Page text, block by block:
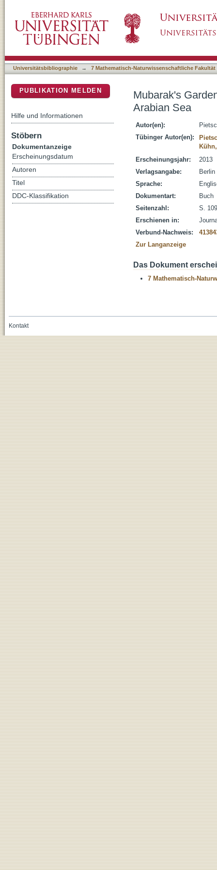
Universitätsbibliographie → 7 Mathematisch-Naturwissenschaftliche Fakultät
Mubarak's
Arabian Sea
Autor(en):
Tübinger Autor(en):
Erscheinungsjahr:
2013
Verlagsangabe:
Sprache:
Dokumentart:
Buch
Seitenzahl:
S.
Erschienen in:
Verbund-Nachweis:
Zur Langanzeige
Das Dokument
7 Mathematisch-
PUBLIKATION MELDEN
Hilfe und Informationen
Stöbern
Dokumentanzeige
Erscheinungsdatum
Autoren
Titel
DDC-Klassifikation
Kontakt